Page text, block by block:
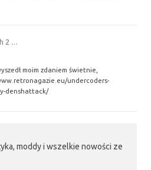
2 …
moim zdaniem świetnie,
undercoders-
denshattack/
moddy i wszelkie nowości ze